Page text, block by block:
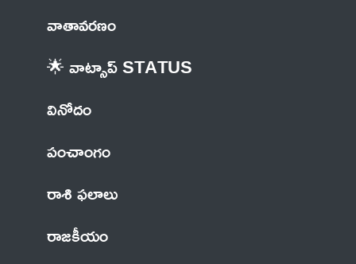
వాతావరణం
🌟 వాట్సాప్ STATUS
వినోదం
పంచాంగం
రాశి ఫలాలు
రాజకీయం